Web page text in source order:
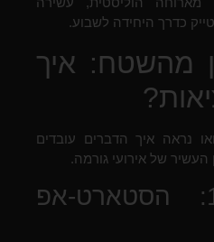
כדרך היחידה לשבוע.
מהשטח: איך
נראה איך הדברים עובדים
העשיר של אירועי גורמה.
מקר בוחן 1: הסטארט-אפ